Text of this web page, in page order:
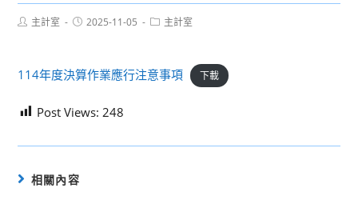
Post主計室
Post2025-11-05
Post主計室
114年度決算作業應行注意事項 下載
Post Views: 248
相關內容